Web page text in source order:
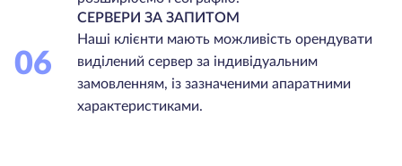
06
СЕРВЕРИ ЗА ЗАПИТОМ
Наші клієнти мають можливість орендувати
виділений сервер за індивідуальним
замовленням, із зазначеними апаратними
характеристиками.